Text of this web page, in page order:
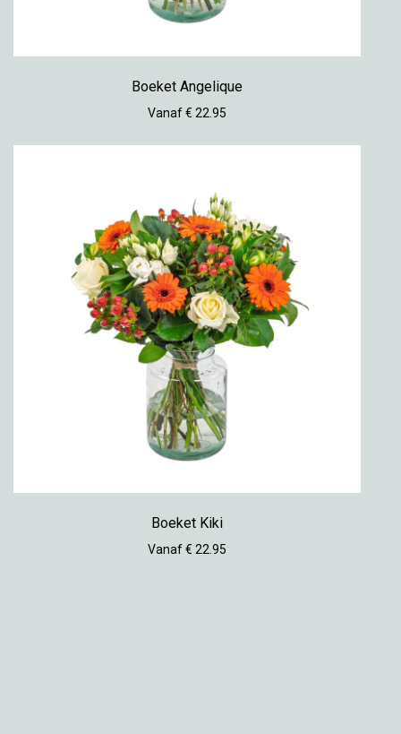
Boeket Angelique
Vanaf € 22.95
Boeket Kiki
Vanaf € 22.95